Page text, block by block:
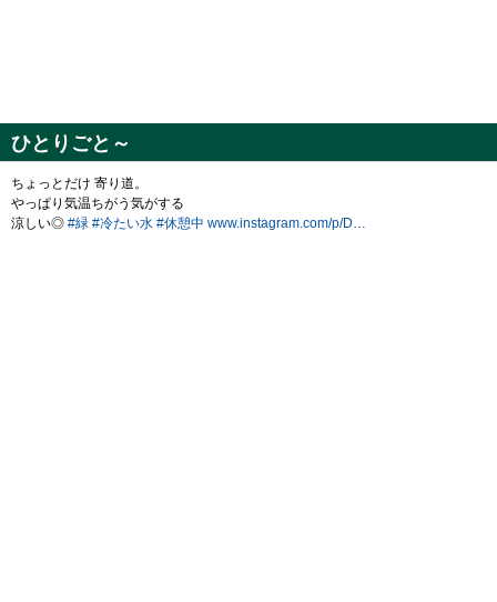
ひとりごと～